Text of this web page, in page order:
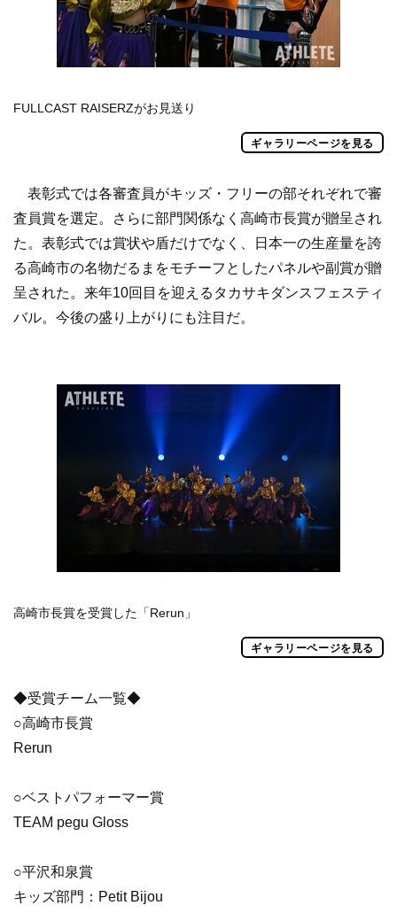
FULLCAST RAISERZがお見送り
ギャラリーページを見る
表彰式では各審査員がキッズ・フリーの部それぞれで審
査員賞を選定。さらに部門関係なく高崎市長賞が贈呈され
た。表彰式では賞状や盾だけでなく、日本一の生産量を誇
る高崎市の名物だるまをモチーフとしたパネルや副賞が贈
呈された。来年10回目を迎えるタカサキダンスフェスティ
バル。今後の盛り上がりにも注目だ。
高崎市長賞を受賞した「Rerun」
ギャラリーページを見る
◆受賞チーム一覧◆
○高崎市長賞
Rerun
○ベストパフォーマー賞
TEAM pegu Gloss
○平沢和泉賞
キッズ部門：Petit Bijou